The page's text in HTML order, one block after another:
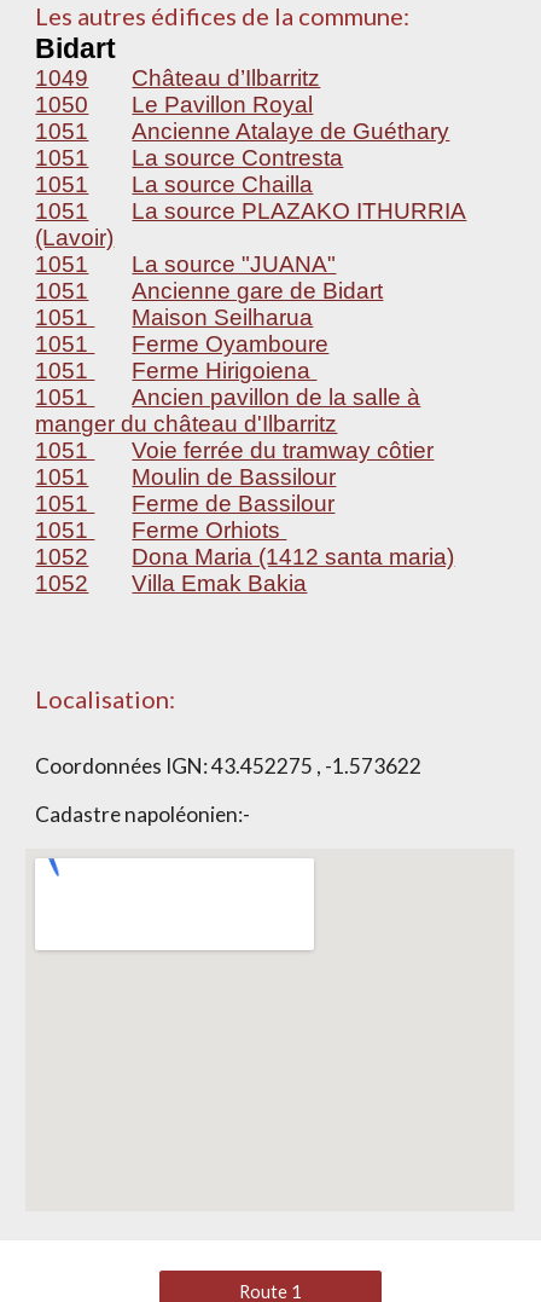
Les autres édifices de la commune:
Bidart
1049
Château d’Ilbarritz
1050
Le Pavillon Royal
1051
Ancienne Atalaye de Guéthary
1051
La source Contresta
1051
La source Chailla
1051
La source PLAZAKO ITHURRIA
(Lavoir)
1051
La source "JUANA"
1051
Ancienne gare de Bidart
1051
Maison Seilharua
1051
Ferme Oyamboure
1051
Ferme Hirigoiena
1051
Ancien pavillon de la salle à
manger du château d'Ilbarritz
1051
Voie ferrée du tramway côtier
1051
Moulin de Bassilour
1051
Ferme de Bassilour
1051
Ferme Orhiots
1052
Dona Maria (1412 santa maria)
1052
Villa Emak Bakia
Localisation:
Coordonnées IGN:43.452275 , -1.573622
Cadastre napoléonien:-
Route 1